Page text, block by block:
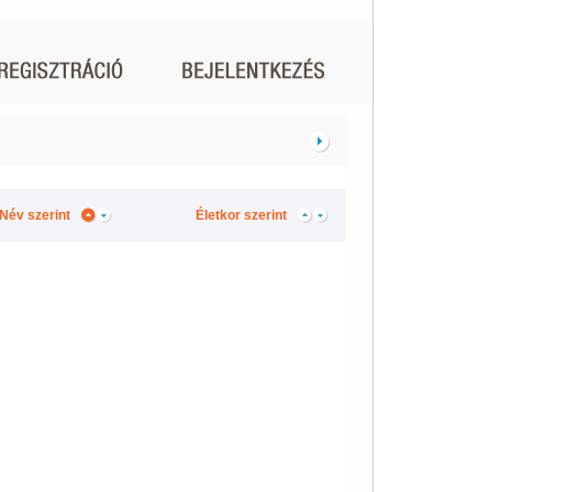
Név szerint Életkor szerint